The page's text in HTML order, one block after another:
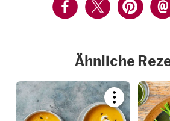
Ähnliche
Bookmark
recipe